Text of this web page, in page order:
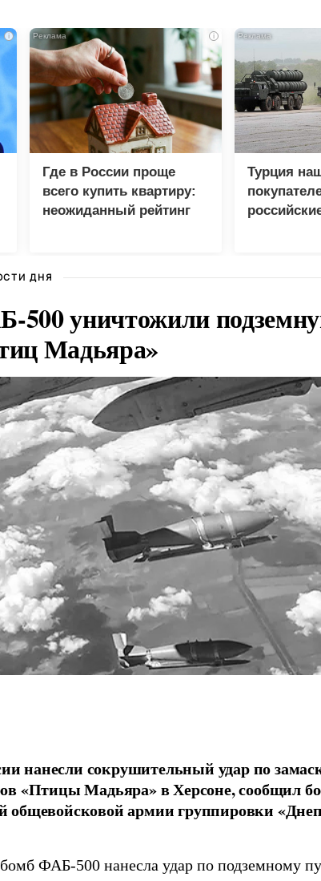
i i
Где в России проще
всего купить квартиру:
неожиданный рейтинг
Турция
ДНЯ
уничтожили
Мадьяра»
нанесли сокрушительный удар по
«Птицы Мадьяра» в Херсоне, сообщил
общевойсковой армии группировки
ФАБ-500 нанесла удар по подземному